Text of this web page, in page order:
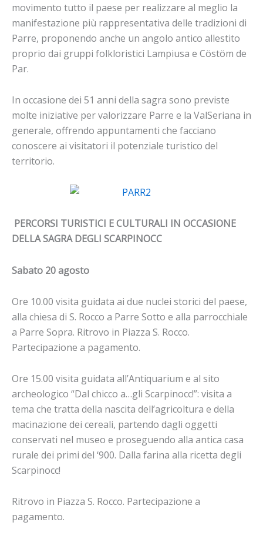
movimento tutto il paese per realizzare al meglio la
manifestazione più rappresentativa delle tradizioni di
Parre, proponendo anche un angolo antico allestito
proprio dai gruppi folkloristici Lampiusa e Cöstöm de
Par.
In occasione dei 51 anni della sagra sono previste
molte iniziative per valorizzare Parre e la ValSeriana in
generale, offrendo appuntamenti che facciano
conoscere ai visitatori il potenziale turistico del
territorio.
PERCORSI TURISTICI E CULTURALI IN OCCASIONE
DELLA SAGRA DEGLI SCARPINOCC
Sabato 20 agosto
Ore 10.00 visita guidata ai due nuclei storici del paese,
alla chiesa di S. Rocco a Parre Sotto e alla parrocchiale
a Parre Sopra. Ritrovo in Piazza S. Rocco.
Partecipazione a pagamento.
Ore 15.00 visita guidata all’Antiquarium e al sito
archeologico “Dal chicco a…gli Scarpinocc!”: visita a
tema che tratta della nascita dell’agricoltura e della
macinazione dei cereali, partendo dagli oggetti
conservati nel museo e proseguendo alla antica casa
rurale dei primi del ‘900. Dalla farina alla ricetta degli
Scarpinocc!
Ritrovo in Piazza S. Rocco. Partecipazione a
pagamento.